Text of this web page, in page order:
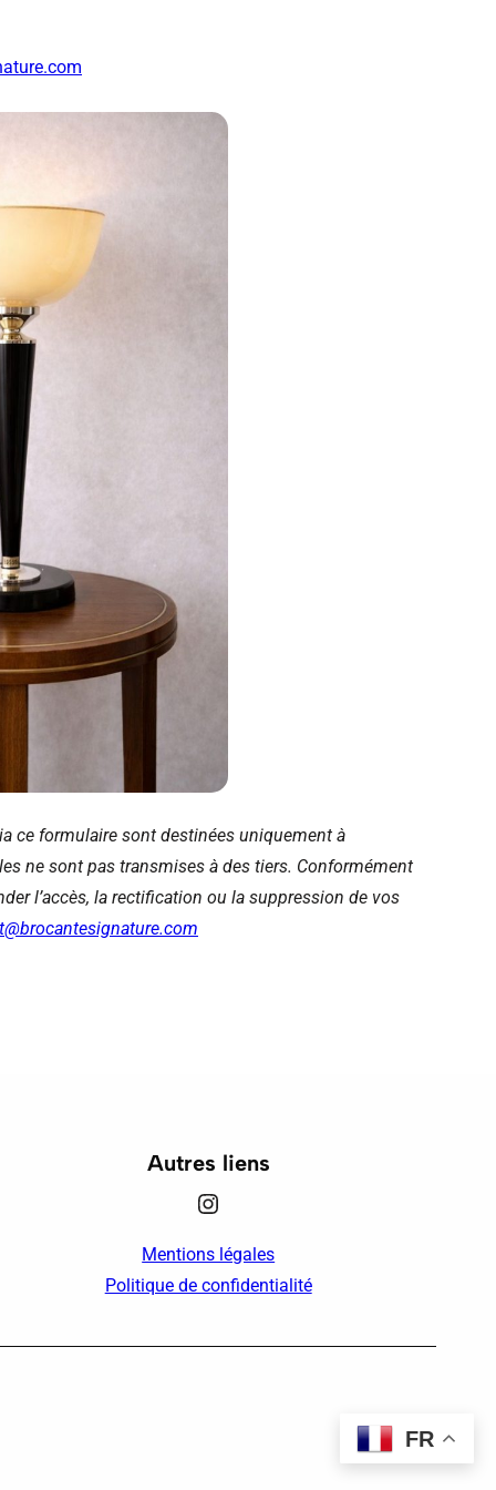
ce formulaire sont destinées uniquement à
ne sont pas transmises à des tiers. Conformément
l’accès, la rectification ou la suppression de vos
Autres liens
Instagram
Mentions légales
Politique de confidentialité
FR